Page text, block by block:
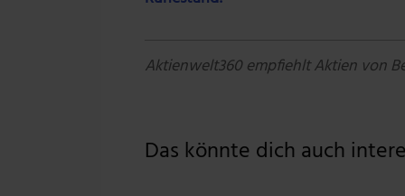
Aktienwelt360 empfiehlt Aktien von
Das könnte dich auch